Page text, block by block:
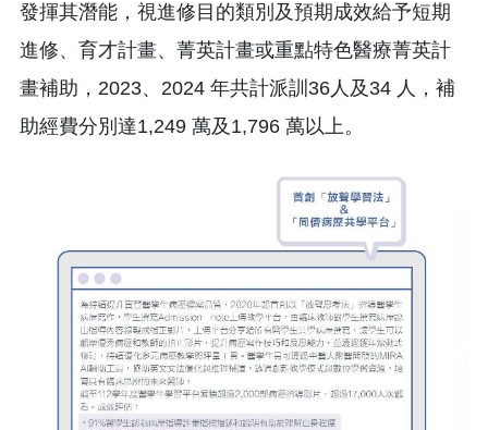
發揮其潛能，視進修目的類別及預期成效給予短期
進修、育才計畫、菁英計畫或重點特色醫療菁英計
畫補助，2023、2024 年共計派訓36人及34 人，補
助經費分別達1,249 萬及1,796 萬以上。